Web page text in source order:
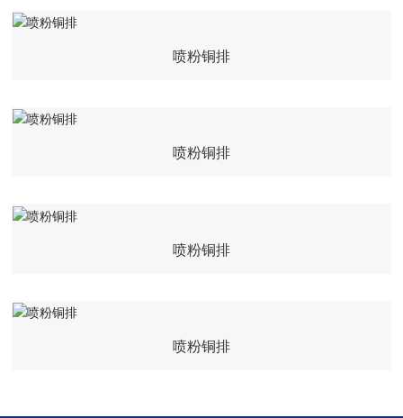
喷粉铜排
喷粉铜排
喷粉铜排
喷粉铜排